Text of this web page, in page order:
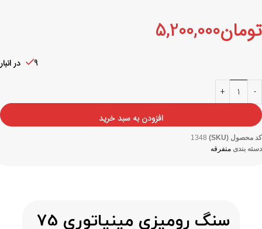
تومان5,200,000
9 در انبار
افزودن به سبد خرید
کد محصول (SKU)
1348
دسته بندی متفرقه
سنگ رومیزی مینیاتوری 75